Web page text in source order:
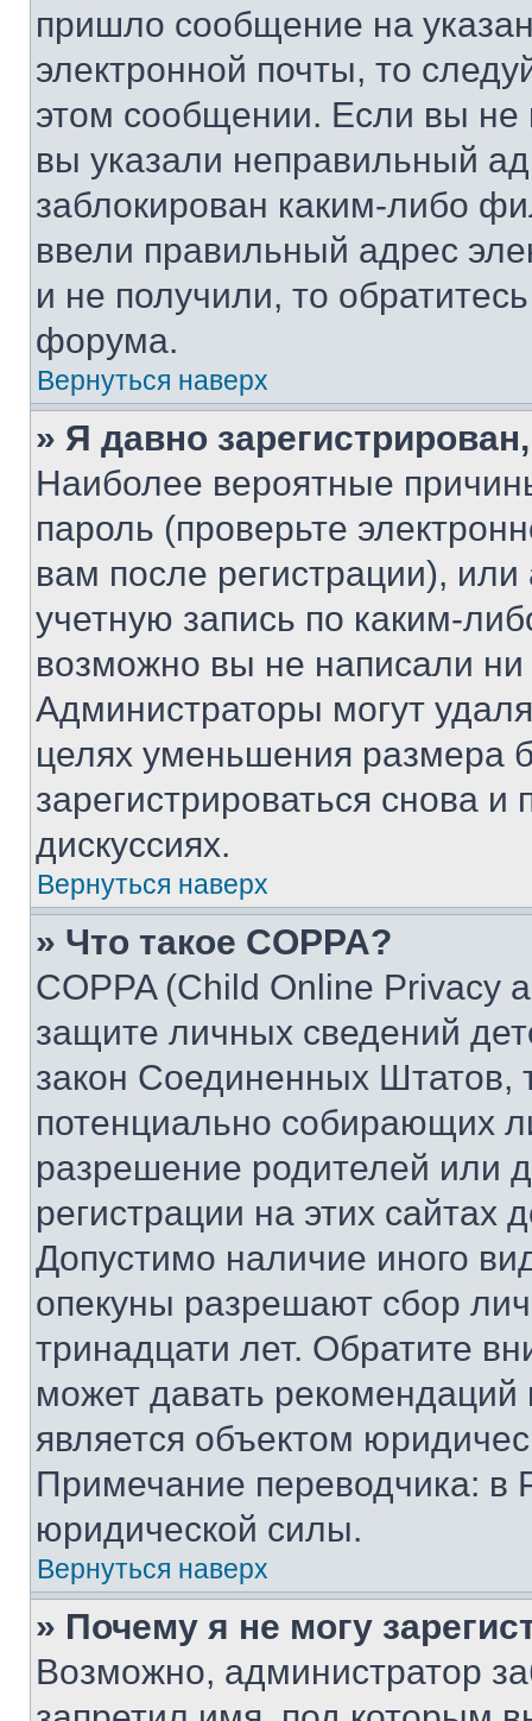
пришло сообщение на
электронной почты, то
этом сообщении. Если вы
вы указали неправильный
заблокирован каким-либо
ввели правильный адрес
и не получили, то
форума.
Вернуться наверх
» Я давно
Наиболее вероятные
пароль (проверьте
вам после регистрации),
учетную запись по каким-
возможно вы не написали
Администраторы могут
целях уменьшения размера
зарегистрироваться снова и
дискуссиях.
Вернуться наверх
» Что такое COPPA?
COPPA (Child Online Privacy
защите личных сведений
закон Соединенных Штатов,
потенциально собирающих
разрешение родителей или
регистрации на этих сайтах
Допустимо наличие иного
опекуны разрешают сбор
тринадцати лет. Обратите
может давать
является объектом
Примечание переводчика: в
юридической силы.
Вернуться наверх
» Почему я не могу
Возможно, администратор